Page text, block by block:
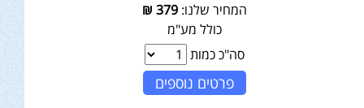
המחיר שלנו:379
₪
כולל מע"מ
סה"כ כמות
פרטים נוספים